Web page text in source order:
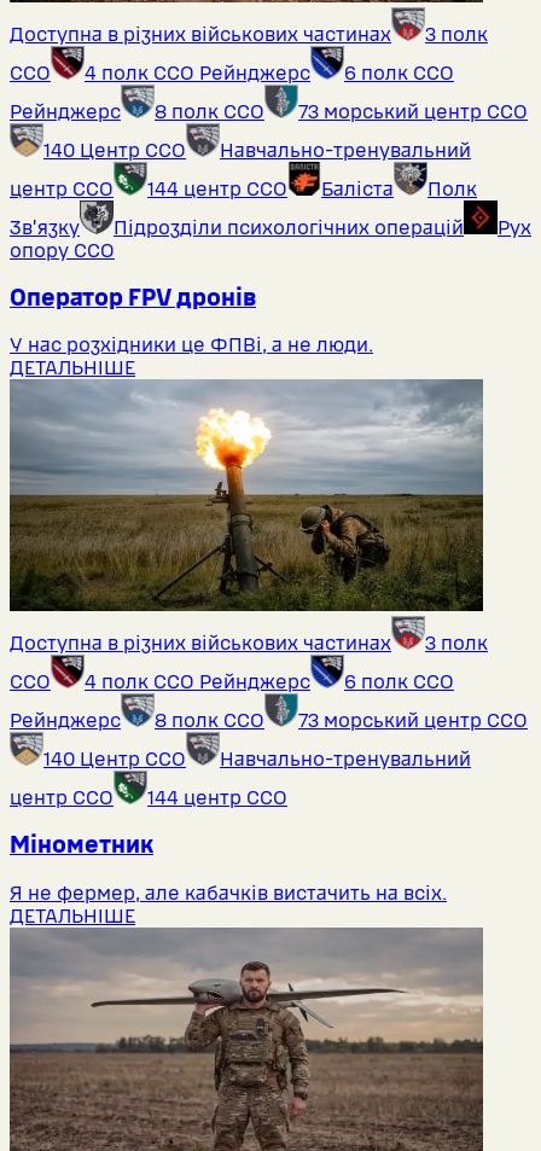
Доступна в різних військових частинах
3 полк
ССО
4 полк ССО Рейнджерс
6 полк ССО
Рейнджерс
8 полк ССО
73 морський центр ССО
140 Центр ССО
Навчально-тренувальний
центр ССО
144 центр ССО Баліста
Полк
Звʼязку
Підрозділи психологічних операцій
Рух
опору ССО
Оператор FPV дронів
У нас розхідники це ФПВі, а не люди.
ДЕТАЛЬНІШЕ
Доступна в різних військових частинах
3 полк
ССО
4 полк ССО Рейнджерс
6 полк ССО
Рейнджерс
8 полк ССО
73 морський центр ССО
140 Центр ССО
Навчально-тренувальний
центр ССО
144 центр ССО
Мінометник
Я не фермер, але кабачків вистачить на всіх.
ДЕТАЛЬНІШЕ